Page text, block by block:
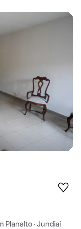
Planalto · Jundiaí